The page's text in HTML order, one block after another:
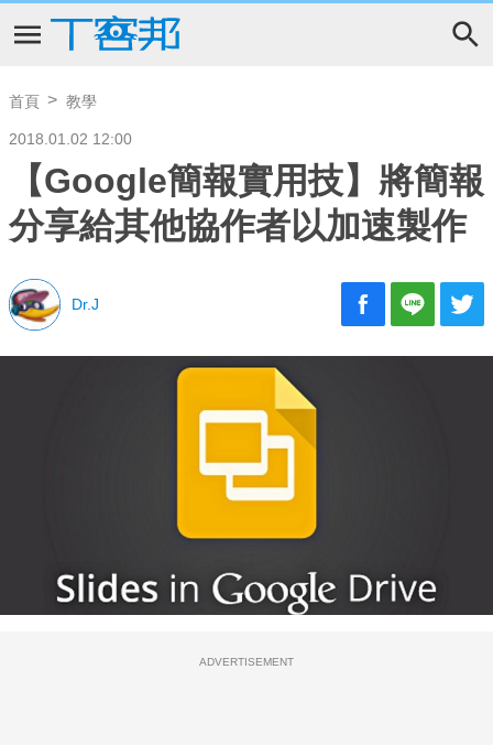
首頁 教學
2018.01.02 12:00
【Google簡報實用技】將簡報
分享給其他協作者以加速製作
Dr.J
ADVERTISEMENT